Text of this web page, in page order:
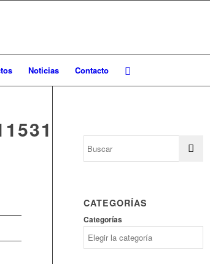
Noticias Contacto
CATEGORÍAS
Categorías